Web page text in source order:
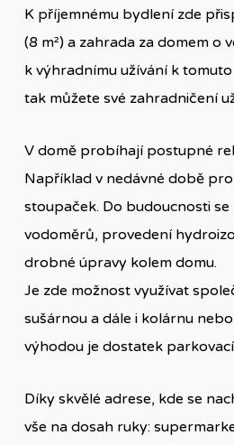
K příjemnému bydlení zde
(8 m²) a zahrada za domem o
k výhradnímu užívání k
tak můžete své zahradničení
V domě probíhají postupné
Například v nedávné době
stoupaček. Do budoucnosti
vodoměrů, provedení
drobné úpravy kolem domu.
Je zde možnost využívat
sušárnou a dále i kolárnu
výhodou je dostatek
Díky skvělé adrese, kde se
vše na dosah ruky: